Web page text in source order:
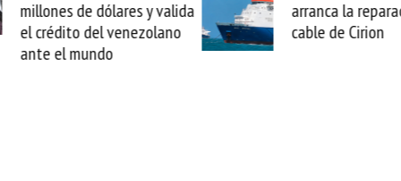
arranca la reparación del
cable de Cirion
sabemos todo lo
mejorar
esta movida